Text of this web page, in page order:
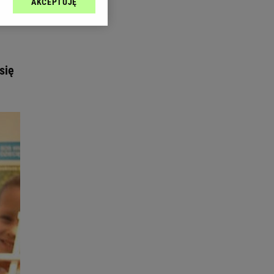
sp. z o.o., jej
Zmiana ustawień
celów identyfikacji.
reklam i treści,